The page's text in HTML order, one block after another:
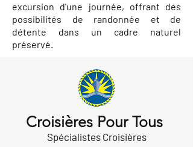
excursion d'une journée, offrant des
possibilités de randonnée et de
détente dans un cadre naturel
préservé.
Croisières Pour Tous
Spécialistes Croisières